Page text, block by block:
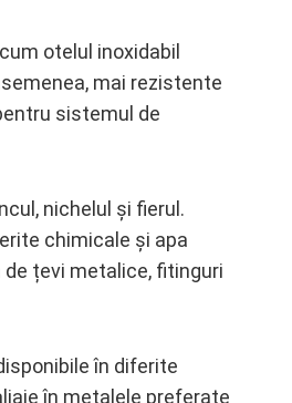
otelul inoxidabil
mai rezistente
sistemul de
nichelul și fierul.
chimicale și apa
țevi metalice, fitinguri
în diferite
în metalele preferate